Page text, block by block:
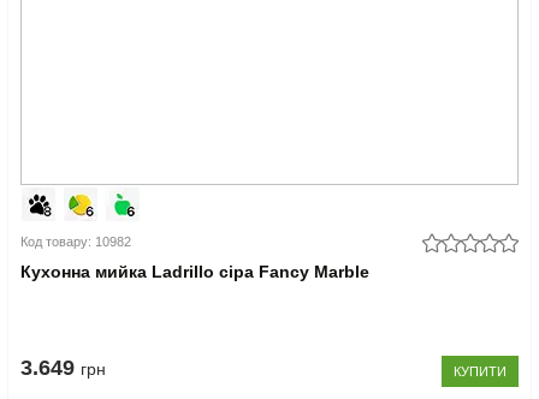
Код товару: 10982
Кухонна мийка Ladrillo сіра Fancy Marble
3.649 грн КУПИТИ